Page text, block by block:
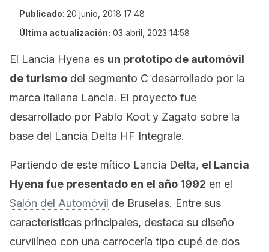
Publicado: 20 junio, 2018 17:48
Última actualización: 03 abril, 2023 14:58
El Lancia Hyena es un prototipo de automóvil
de turismo del segmento C desarrollado por la
marca italiana Lancia. El proyecto fue
desarrollado por Pablo Koot y Zagato sobre la
base del Lancia Delta HF Integrale.
Partiendo de este mítico Lancia Delta, el Lancia
Hyena fue presentado en el año 1992 en el
Salón del Automóvil de Bruselas. Entre sus
características principales, destaca su diseño
curvilíneo con una carrocería tipo cupé de dos